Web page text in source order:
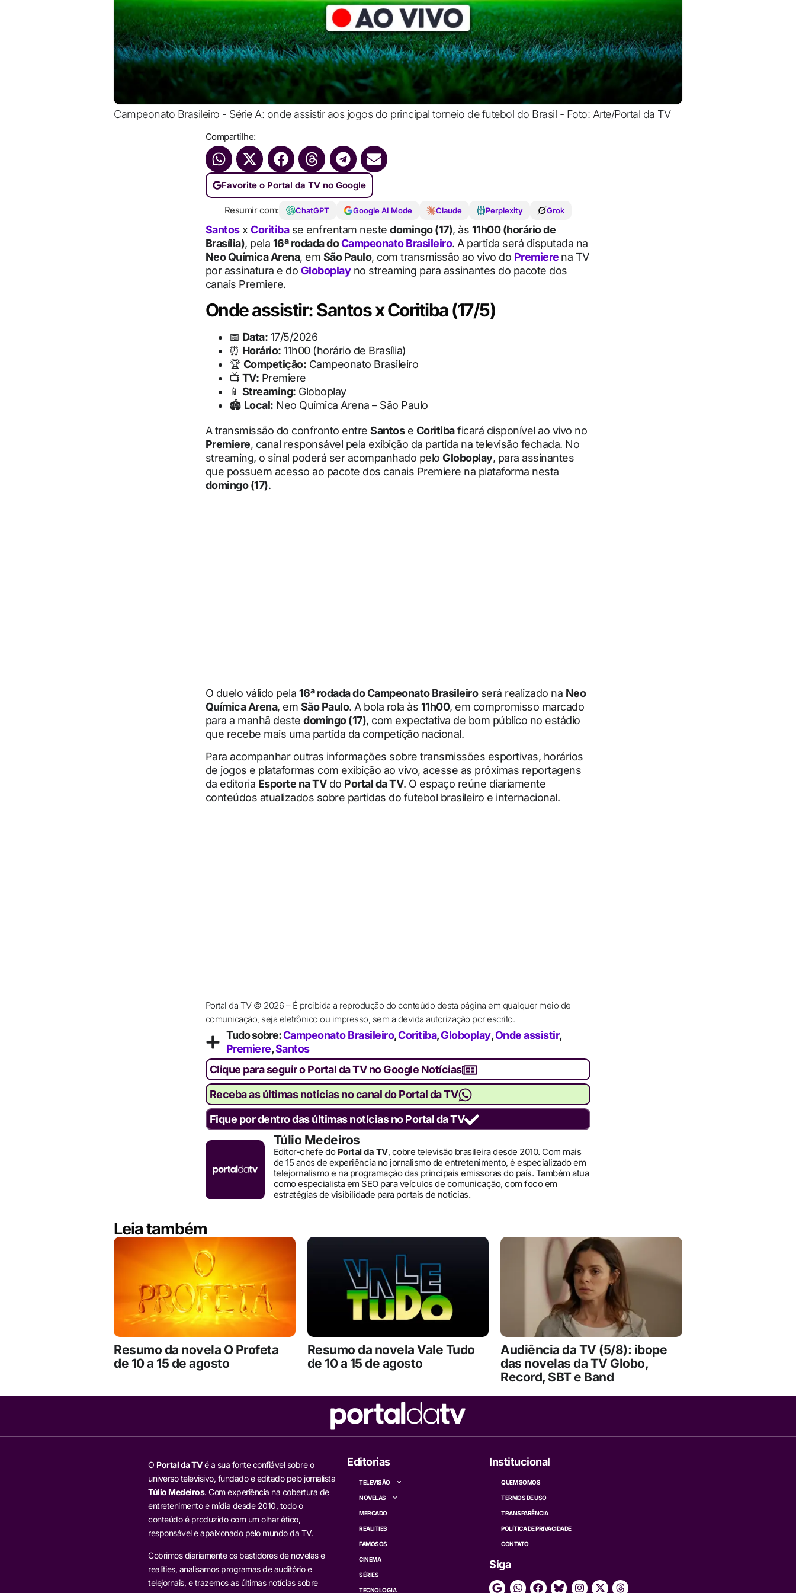
Campeonato Brasileiro - Série A: onde assistir aos jogos do principal torneio de futebol do Brasil - Foto: Arte/Portal da TV
Compartilhe:
Favorite o Portal da TV no Google
Resumir com: ChatGPT Google AI Mode Claude Perplexity Grok
Santosx Coritibase enfrentam neste domingo (17), às 11h00 (horário de
Brasília), pela 16ª rodada doCampeonato Brasileiro. A partida será disputada na
Neo Química Arena, em São Paulo, com transmissão ao vivo do Premiere na TV
por assinatura e do Globoplayno streaming para assinantes do pacote dos
canais Premiere.
Onde assistir: Santos x Coritiba (17/5)
📅 Data: 17/5/2026
⏰ Horário: 11h00 (horário de Brasília)
🏆 Competição: Campeonato Brasileiro
📺 TV: Premiere
📱 Streaming: Globoplay
🏟 Local: Neo Química Arena – São Paulo
A transmissão do confronto entre Santose Coritibaficará disponível ao vivo no
Premiere, canal responsável pela exibição da partida na televisão fechada. No
streaming, o sinal poderá ser acompanhado pelo Globoplay, para assinantes
que possuem acesso ao pacote dos canais Premiere na plataforma nesta
domingo (17).
O duelo válido pela 16ª rodada do Campeonato Brasileiroserá realizado na Neo
Química Arena, em São Paulo. A bola rola às 11h00, em compromisso marcado
para a manhã deste domingo (17), com expectativa de bom público no estádio
que recebe mais uma partida da competição nacional.
Para acompanhar outras informações sobre transmissões esportivas, horários
de jogos e plataformas com exibição ao vivo, acesse as próximas reportagens
da editoria Esporte na TVdo Portal da TV. O espaço reúne diariamente
conteúdos atualizados sobre partidas do futebol brasileiro e internacional.
Portal da TV © 2026 – É proibida a reprodução do conteúdo desta página em qualquer meio de
comunicação, seja eletrônico ou impresso, sem a devida autorização por escrito.
Tudo sobre:Campeonato Brasileiro,Coritiba,Globoplay,Onde assistir,
Premiere,Santos
Clique para seguir o Portal da TV no Google Notícias
Receba as últimas notícias no canal do Portal da TV
Fique por dentro das últimas notícias no Portal da TV
Túlio Medeiros
Editor-chefe do Portal da TV, cobre televisão brasileira desde 2010. Com mais
de 15 anos de experiência no jornalismo de entretenimento, é especializado em
telejornalismo e na programação das principais emissoras do país. Também atua
como especialista em SEO para veículos de comunicação, com foco em
estratégias de visibilidade para portais de notícias.
Leia também
Resumo da novela O Profeta
de 10 a 15 de agosto
Resumo da novela Vale Tudo
de 10 a 15 de agosto
Audiência da TV (5/8): ibope
das novelas da TV Globo,
Record, SBT e Band
O Portal da TVé a sua fonte confiável sobre o
universo televisivo, fundado e editado pelo jornalista
Túlio Medeiros. Com experiência na cobertura de
entretenimento e mídia desde 2010, todo o
conteúdo é produzido com um olhar ético,
responsável e apaixonado pelo mundo da TV.
Cobrimos diariamente os bastidores de novelas e
realities, analisamos programas de auditório e
telejornais, e trazemos as últimas notícias sobre
Editorias
TELEVISÃO
NOVELAS
MERCADO
REALITIES
FAMOSOS
CINEMA
SÉRIES
TECNOLOGIA
Institucional
QUEM SOMOS
TERMOS DE USO
TRANSPARÊNCIA
POLÍTICA DE PRIVACIDADE
CONTATO
Siga